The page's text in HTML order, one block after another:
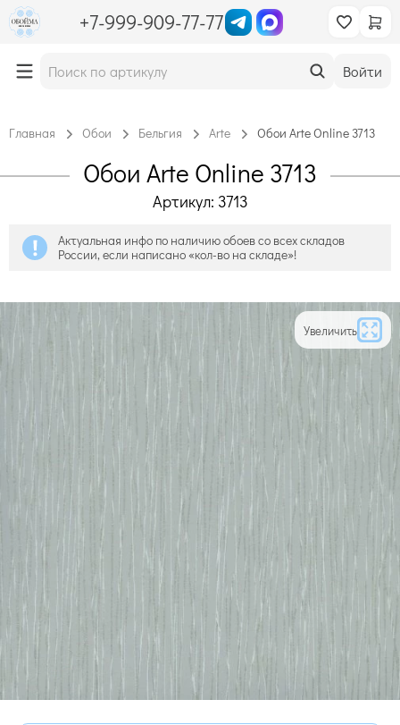
+7-999-909-77-77
Войти
Главная Обои Бельгия Arte Обои Arte Online 3713
Обои Arte Online 3713
Артикул: 3713
Актуальная инфо по наличию обоев со всех складов
России, если написано «кол-во на складе»!
Увеличить